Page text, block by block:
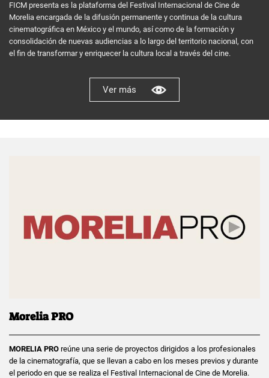
FICM presenta es la plataforma del Festival Internacional de Cine de
Morelia encargada de la difusión permanente y continua de la cultura
cinematográfica en México y el mundo, así como de la formación y
consolidación de nuevas audiencias a lo largo del territorio nacional, con
el fin de transformar y enriquecer la cultura local a través del cine.
Ver más
Morelia PRO
MORELIA PRO reúne una serie de proyectos dirigidos a los profesionales
de la cinematografía, que se llevan a cabo en los meses previos y durante
el periodo en que se realiza el Festival Internacional de Cine de Morelia.